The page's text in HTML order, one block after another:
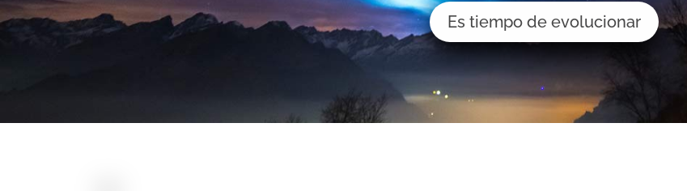
Es tiempo de evolucionar